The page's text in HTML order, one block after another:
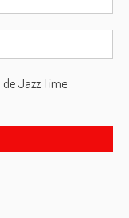
de Jazz Time